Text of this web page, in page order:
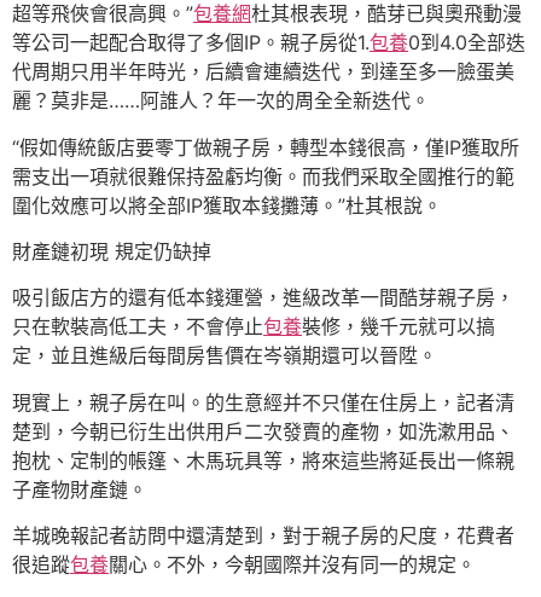
超等飛俠會很高興。”包養網杜其根表現，酷芽已與奧飛動漫
等公司一起配合取得了多個IP。親子房從1.包養0到4.0全部迭
代周期只用半年時光，后續會連續迭代，到達至多一臉蛋美
麗？莫非是……阿誰人？年一次的周全全新迭代。
“假如傳統飯店要零丁做親子房，轉型本錢很高，僅IP獲取所
需支出一項就很難保持盈虧均衡。而我們采取全國推行的範
圍化效應可以將全部IP獲取本錢攤薄。”杜其根說。
財產鏈初現 規定仍缺掉
吸引飯店方的還有低本錢運營，進級改革一間酷芽親子房，
只在軟裝高低工夫，不會停止包養裝修，幾千元就可以搞
定，並且進級后每間房售價在岑嶺期還可以晉陞。
現實上，親子房在叫。的生意經并不只僅在住房上，記者清
楚到，今朝已衍生出供用戶二次發賣的產物，如洗漱用品、
抱枕、定制的帳篷、木馬玩具等，將來這些將延長出一條親
子產物財產鏈。
羊城晚報記者訪問中還清楚到，對于親子房的尺度，花費者
很追蹤包養關心。不外，今朝國際并沒有同一的規定。